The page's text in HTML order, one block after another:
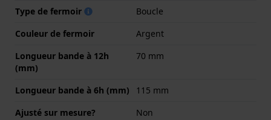
Type de fermoir
Boucle
Couleur de fermoir
Argent
Longueur bande à 12h
(mm)
70 mm
Longueur bande à 6h (mm)
115 mm
Ajusté sur mesure?
Non